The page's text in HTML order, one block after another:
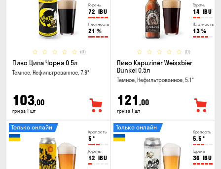
Горечь
72 IBU
Плотность
21 %
(0)
Пиво Ципа Чорна 0.5л
Темное, Нефильтрованное, 7.9°
103,00
грн за 1 шт
Горечь
14 IBU
Плотность
13 %
(0)
Пиво Kapuziner Weissbier
Dunkel 0.5л
Темное, Нефильтрованное, 5.1°
121 ,00
грн за 1 шт
Крепость
5 °
Горечь
12 IBU
Только онлайн
Крепость
5.5 °
Горечь
36 IBU
Только онлайн